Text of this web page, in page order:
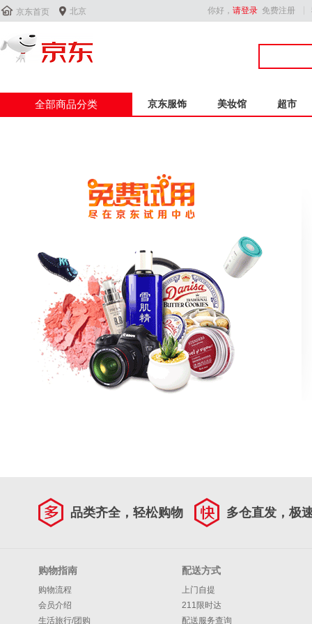
 京东首页  北京 你好， 请登录 免费注册
全部商品分类 京东服饰 美妆馆 超市
品类齐全，轻松购物 多仓直发，极
购物指南
购物流程
会员介绍
生活旅行/团购
配送方式
上门自提
211限时达
配送服务查询